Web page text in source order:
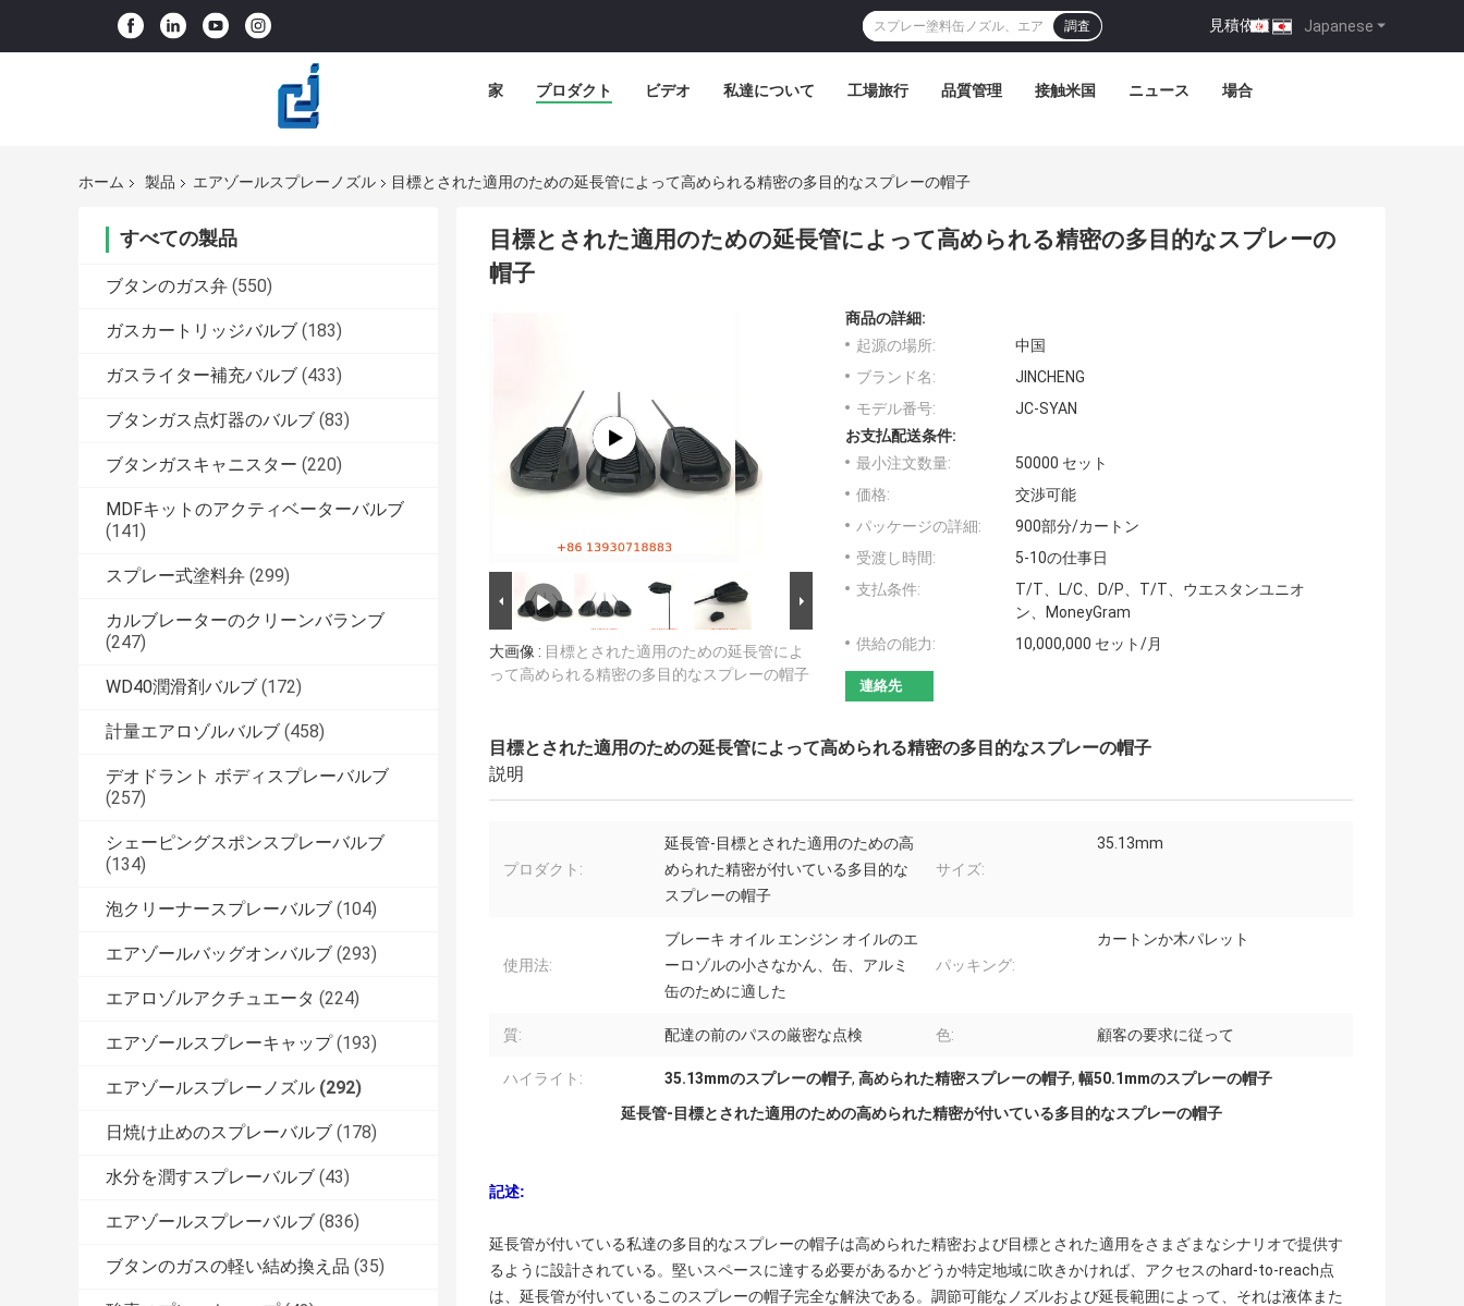
Japanese
見積依頼 |
調査
家 プロダクト ビデオ 私達について 工場旅行 品質管理 接触米国 ニュース 場合
ホーム 製品 エアゾールスプレーノズル 目標とされた適用のための延長管によって高められる精密の多目的なスプレーの帽子
すべての製品
ブタンのガス弁 (550)
ガスカートリッジバルブ (183)
ガスライター補充バルブ (433)
ブタンガス点灯器のバルブ (83)
ブタンガスキャニスター (220)
MDFキットのアクティベーターバルブ
(141)
スプレー式塗料弁 (299)
カルブレーターのクリーンバランブ
(247)
WD40潤滑剤バルブ (172)
計量エアロゾルバルブ (458)
デオドラント ボディスプレーバルブ
(257)
シェーピングスポンスプレーバルブ
(134)
泡クリーナースプレーバルブ (104)
エアゾールバッグオンバルブ (293)
エアロゾルアクチュエータ (224)
エアゾールスプレーキャップ (193)
エアゾールスプレーノズル (292)
日焼け止めのスプレーバルブ (178)
水分を潤すスプレーバルブ (43)
エアゾールスプレーバルブ (836)
ブタンのガスの軽い結め換え品 (35)
目標とされた適用のための延長管によって高められる精密の多目的なスプレーの
帽子
大画像 : 目標とされた適用のための延長管によ
って高められる精密の多目的なスプレーの帽子
商品の詳細:
起源の場所:
中国
ブランド名:
JINCHENG
モデル番号:
JC-SYAN
お支払配送条件:
最小注文数量:
50000 セット
価格:
交渉可能
パッケージの詳細:
900部分/カートン
受渡し時間:
5-10の仕事日
支払条件:
T/T、L/C、D/P、T/T、ウエスタンユニオ
ン、MoneyGram
供給の能力:
10,000,000 セット/月
連絡先
目標とされた適用のための延長管によって高められる精密の多目的なスプレーの帽子
説明
プロダクト:
延長管-目標とされた適用のための高
められた精密が付いている多目的な
スプレーの帽子
サイズ:
35.13mm
使用法:
ブレーキ オイル エンジン オイルのエ
ーロゾルの小さなかん、缶、アルミ
缶のために適した
パッキング:
カートンか木パレット
質: 配達の前のパスの厳密な点検 色: 顧客の要求に従って
ハイライト: 35.13mmのスプレーの帽子, 高められた精密スプレーの帽子, 幅50.1mmのスプレーの帽子
延長管-目標とされた適用のための高められた精密が付いている多目的なスプレーの帽子
記述:
延長管が付いている私達の多目的なスプレーの帽子は高められた精密および目標とされた適用をさまざまなシナリオで提供す
るように設計されている。堅いスペースに達する必要があるかどうか特定地域に吹きかければ、アクセスのhard-to-reach点
は、延長管が付いているこのスプレーの帽子完全な解決である。調節可能なノズルおよび延長範囲によって、それは液体また